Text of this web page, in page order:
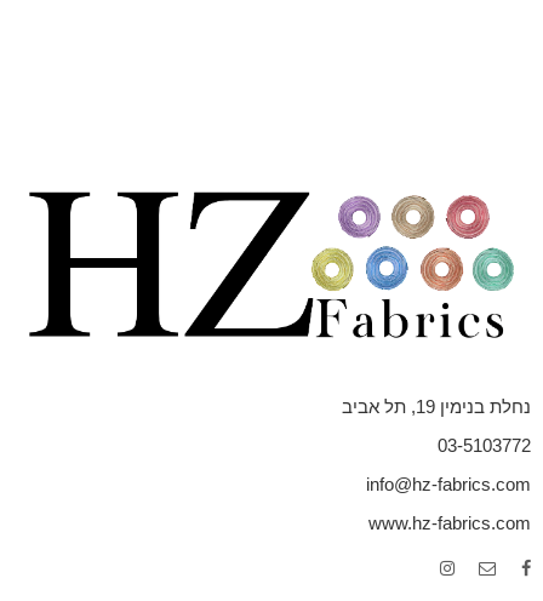
נחלת בנימין 19, תל אביב
03-5103772
info@hz-fabrics.com
www.hz-fabrics.com